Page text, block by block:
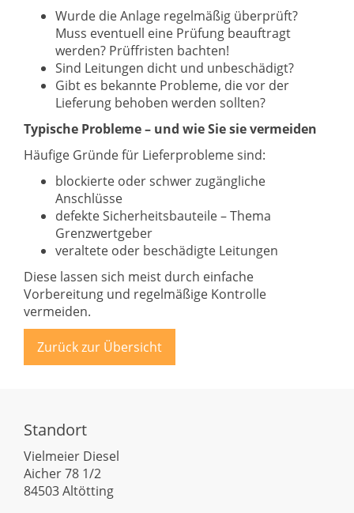
Wurde die Anlage regelmäßig überprüft?
Muss eventuell eine Prüfung beauftragt
werden? Prüffristen bachten!
Sind Leitungen dicht und unbeschädigt?
Gibt es bekannte Probleme, die vor der
Lieferung behoben werden sollten?
Typische Probleme – und wie Sie sie vermeiden
Häufige Gründe für Lieferprobleme sind:
blockierte oder schwer zugängliche
Anschlüsse
defekte Sicherheitsbauteile – Thema
Grenzwertgeber
veraltete oder beschädigte Leitungen
Diese lassen sich meist durch einfache
Vorbereitung und regelmäßige Kontrolle
vermeiden.
Zurück zur Übersicht
Standort
Vielmeier Diesel
Aicher 78 1/2
84503 Altötting